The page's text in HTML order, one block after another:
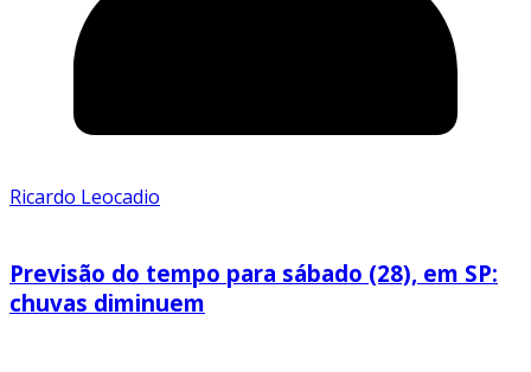
Ricardo Leocadio
Previsão do tempo para sábado (28), em SP:
chuvas diminuem